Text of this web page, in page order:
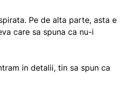
Pe de alta parte, asta e
care sa spuna ca nu-i
in detalii, tin sa spun ca